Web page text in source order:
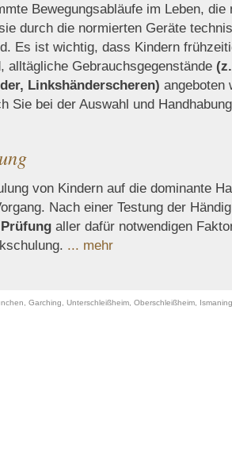
Bewegungsabläufe im Leben, die
durch die normierten Geräte
Es ist wichtig, dass Kindern
alltägliche Gebrauchsgegenstände
Linkshänderscheren) angeboten
Sie bei der Auswahl und
von Kindern auf die dominante
Nach einer Testung der
aller dafür notwendigen
... mehr
Garching, Unterschleißheim, Oberschleißheim,